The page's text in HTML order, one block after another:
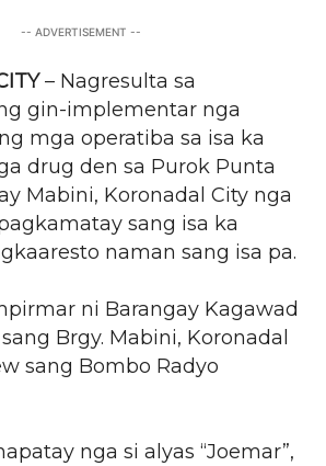
-- ADVERTISEMENT --
– Nagresulta sa
gin-implementar nga
mga operatiba sa isa ka
drug den sa Purok Punta
Mabini, Koronadal City nga
sang isa ka
naman sang isa pa.
ni Barangay Kagawad
Brgy. Mabini, Koronadal
sang Bombo Radyo
nga si alyas “Joemar”,